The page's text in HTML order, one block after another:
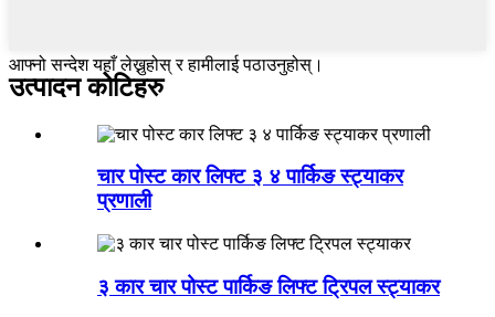
आफ्नो सन्देश यहाँ लेख्नुहोस् र हामीलाई पठाउनुहोस्।
उत्पादन कोटिहरु
चार पोस्ट कार लिफ्ट ३ ४ पार्किङ स्ट्याकर
प्रणाली
३ कार चार पोस्ट पार्किङ लिफ्ट ट्रिपल स्ट्याकर